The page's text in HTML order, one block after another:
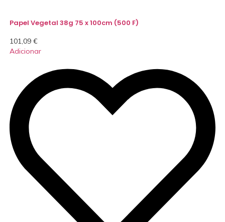
Papel Vegetal 38g 75 x 100cm (500 F)
101,09 €
Adicionar